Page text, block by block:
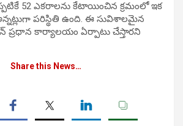
52 ఎకరాలను కేటాయించిన క్రమంలో ఇక
పరిస్థితి ఉంది. ఈ సువిశాలమైన
ప్రధాన కార్యాలయం ఏర్పాటు చేస్తారని
Share this News…